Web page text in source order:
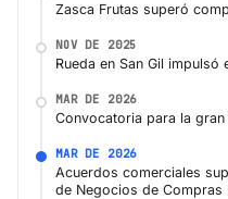
Zasca Frutas superó
NOV DE 2025
Rueda en San Gil impulsó
MAR DE 2026
Convocatoria para la gran
MAR DE 2026
Acuerdos comerciales
de Negocios de Compras